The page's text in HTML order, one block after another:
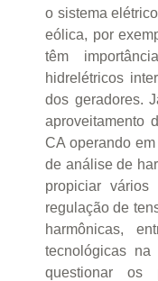
o sistema
eólica, por
têm
hidrelétricos
dos geradores.
aproveitamento
CA operando
de análise de
propiciar
regulação de
harmônicas,
tecnológicas
questionar os